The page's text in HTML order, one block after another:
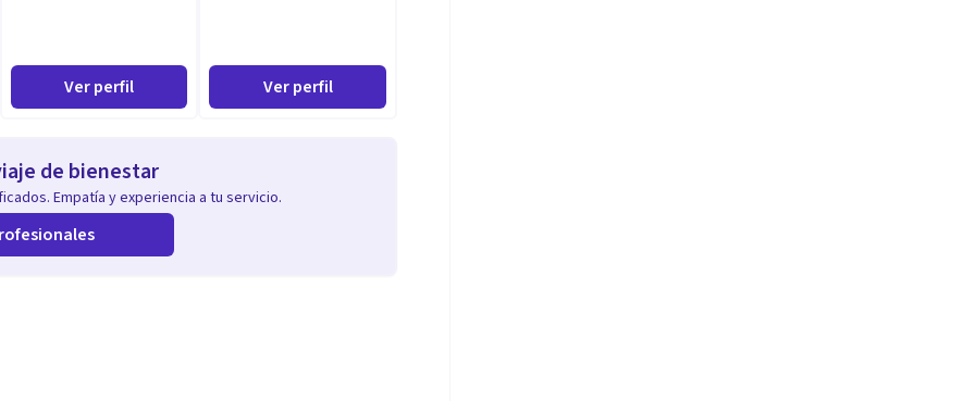
ansiedad y depresión desde terapias de tercera
emocional y estrategias de cambio
Ver perfil Ver perfil
de bienestar
Empatía y experiencia a tu servicio.